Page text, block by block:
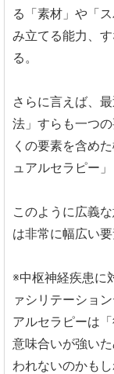
る「素材」や「
み立てる能力、
る。
さらに言えば、
法」すらも一つ
くの要素を含め
ュアルセラピー
このように広義
は非常に幅広い
※中枢神経疾患に
ァシリテーショ
アルセラピーは
意味合いが強い
われないのかもし